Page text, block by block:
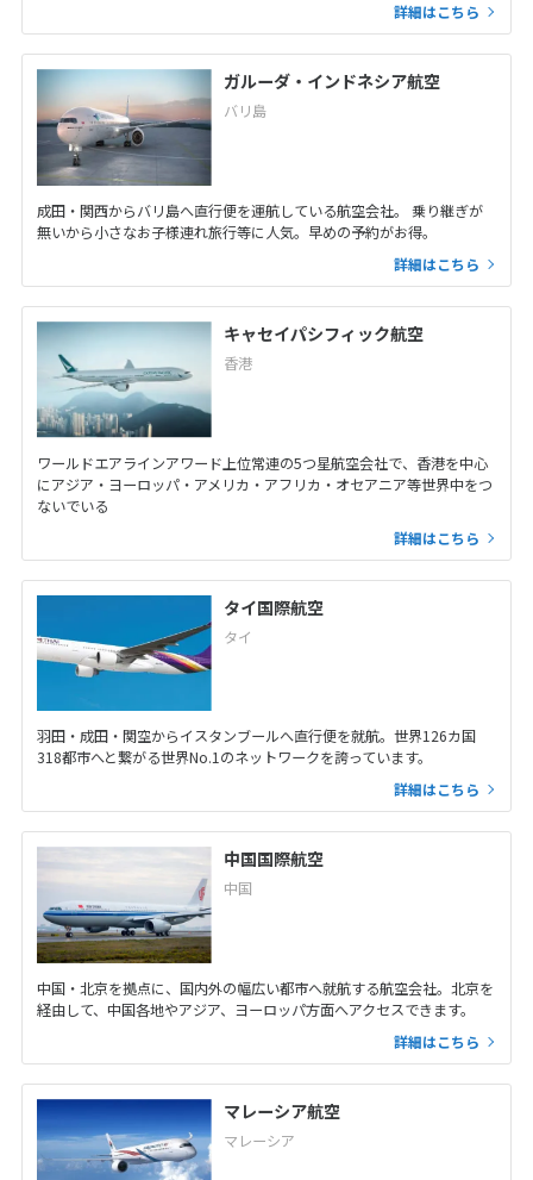
詳細はこちら
ガルーダ・インドネシア航空
バリ島
成田・関西からバリ島へ直行便を運航している航空会社。 乗り継ぎが
無いから小さなお子様連れ旅行等に人気。早めの予約がお得。
詳細はこちら
キャセイパシフィック航空
香港
ワールドエアラインアワード上位常連の5つ星航空会社で、香港を中心
にアジア・ヨーロッパ・アメリカ・アフリカ・オセアニア等世界中をつ
ないでいる
詳細はこちら
タイ国際航空
タイ
羽田・成田・関空からイスタンブールへ直行便を就航。世界126カ国
318都市へと繋がる世界No.1のネットワークを誇っています。
詳細はこちら
中国国際航空
中国
中国・北京を拠点に、国内外の幅広い都市へ就航する航空会社。北京を
経由して、中国各地やアジア、ヨーロッパ方面へアクセスできます。
詳細はこちら
マレーシア航空
マレーシア